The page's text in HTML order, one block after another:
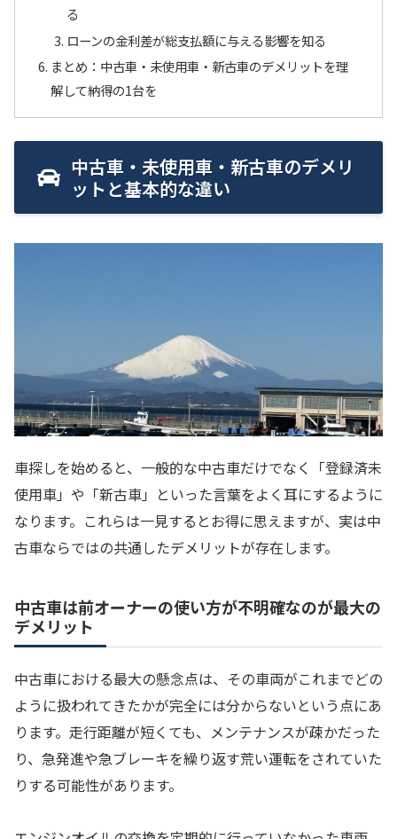
る
ローンの金利差が総支払額に与える影響を知る
まとめ：中古車・未使用車・新古車のデメリットを理
解して納得の1台を
中古車・未使用車・新古車のデメリ
ットと基本的な違い
車探しを始めると、一般的な中古車だけでなく「登録済未
使用車」や「新古車」といった言葉をよく耳にするように
なります。これらは一見するとお得に思えますが、実は中
古車ならではの共通したデメリットが存在します。
中古車は前オーナーの使い方が不明確なのが最大の
デメリット
中古車における最大の懸念点は、その車両がこれまでどの
ように扱われてきたかが完全には分からないという点にあ
ります。走行距離が短くても、メンテナンスが疎かだった
り、急発進や急ブレーキを繰り返す荒い運転をされていた
りする可能性があります。